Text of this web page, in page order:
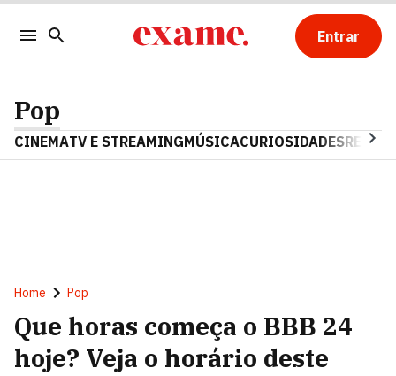
Entrar
Pop
CINEMATV E STREAMINGMÚSICACURIOSIDADES
Home Pop
Que horas começa o BBB 24
hoje? Veja o horário deste